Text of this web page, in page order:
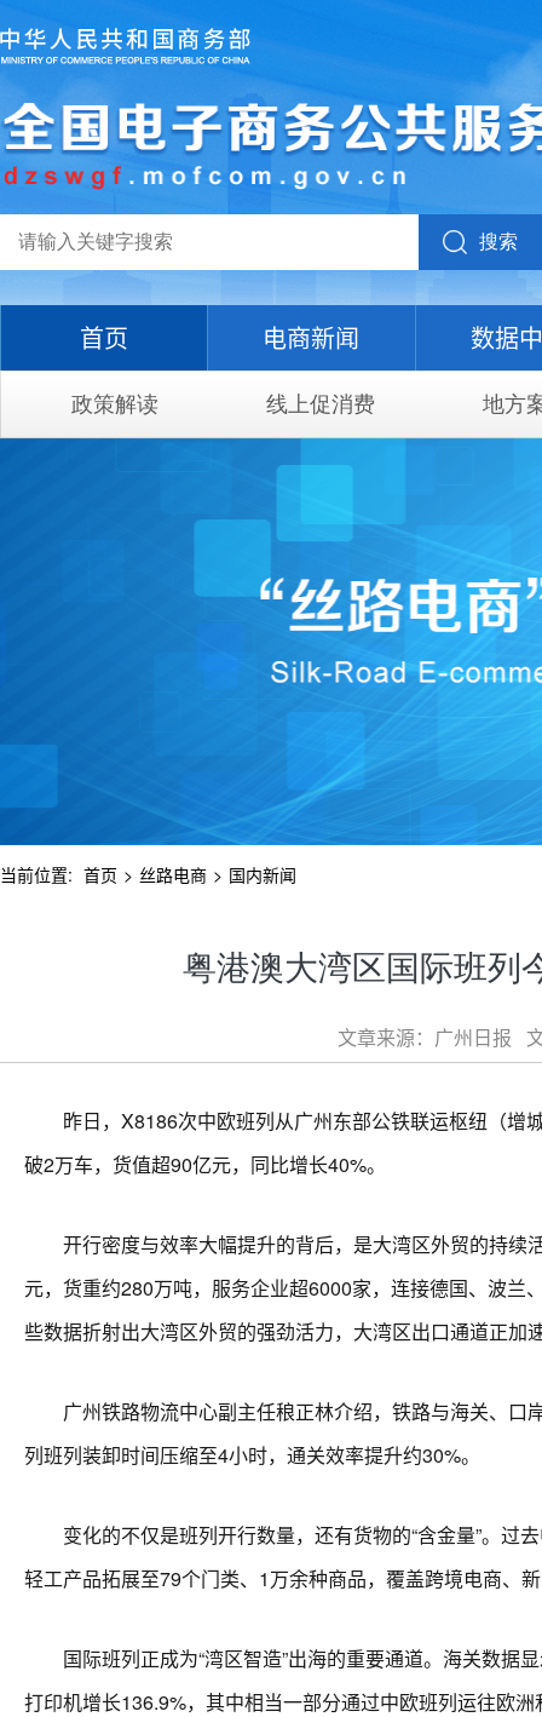
搜索
首页 电商新闻 数据
政策解读 线上促消费 地方
当前位置: 首页 > 丝路电商 > 国内新闻
粤港澳大湾区国际班列
文章来源：广州日报
昨日，X8186次中欧班列从广州东部公铁联运枢纽（增
破2万车，货值超90亿元，同比增长40%。
开行密度与效率大幅提升的背后，是大湾区外贸的持续
元，货重约280万吨，服务企业超6000家，连接德国、波
些数据折射出大湾区外贸的强劲活力，大湾区出口通道正加
广州铁路物流中心副主任稂正林介绍，铁路与海关、口
列班列装卸时间压缩至4小时，通关效率提升约30%。
变化的不仅是班列开行数量，还有货物的“含金量”。过
轻工产品拓展至79个门类、1万余种商品，覆盖跨境电商、
国际班列正成为“湾区智造”出海的重要通道。海关数据
打印机增长136.9%，其中相当一部分通过中欧班列运往欧